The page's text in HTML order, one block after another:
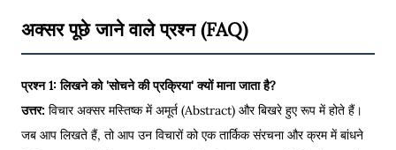
अक्सर पूछे जाने वाले प्रश्न (FAQ)
प्रश्न 1: लिखने को 'सोचने की प्रक्रिया' क्यों माना जाता है?
उत्तर: विचार अक्सर मस्तिष्क में अमूर्त (Abstract) और बिखरे हुए रूप में होते हैं।
जब आप लिखते हैं, तो आप उन विचारों को एक तार्किक संरचना और क्रम में बांधने